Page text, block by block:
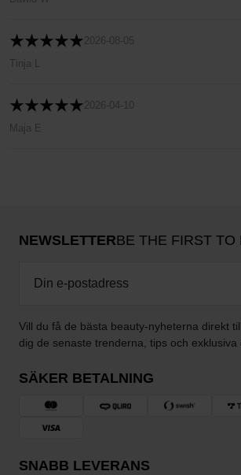
2026-08-05
Tinja L
2026-04-10
Maja E
NEWSLETTERBE THE FIRST TO
Vill du få de bästa beauty-nyheterna direkt
dig de senaste trenderna, tips och exklusiva
SÄKER BETALNING
SNABB LEVERANS